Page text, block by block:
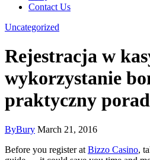
Contact Us
Uncategorized
Rejestracja w
wykorzystanie
praktyczny
ByBury March 21, 2016
Before you register at Bizzo Casino,